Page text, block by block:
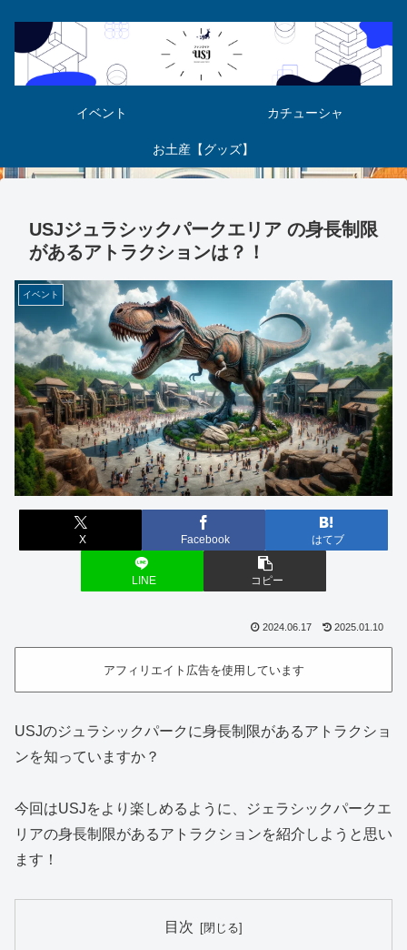
イベント カチューシャ
お土産【グッズ】
USJジュラシックパークエリア の身長制限
があるアトラクションは？！
イベント
X Facebook はてブ
LINE コピー
2024.06.17 2025.01.10
アフィリエイト広告を使用しています
USJのジュラシックパークに身長制限があるアトラクショ
ンを知っていますか？
今回はUSJをより楽しめるように、ジェラシックパークエ
リアの身長制限があるアトラクションを紹介しようと思い
ます！
目次